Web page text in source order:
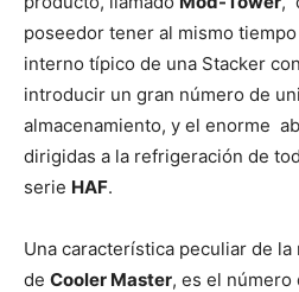
poseedor tener al mismo
interno típico de una Stacker
introducir un gran número de
almacenamiento, y el enorme
dirigidas a la refrigeración de
serie HAF.
Una característica peculiar de
de Cooler Master, es el número